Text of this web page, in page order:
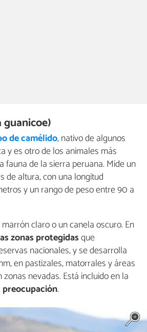
guanicoe)
de camélido, nativo de algunos
y es otro de los animales más
fauna de la sierra peruana. Mide un
de altura, con una longitud
y un rango de peso entre 90 a
claro o un canela oscuro. En
zonas protegidasque
nacionales, y se desarrolla
en pastizales, matorrales y áreas
nevadas. Está incluido en la
.